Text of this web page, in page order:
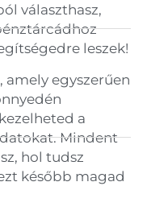
választhasz,
leszek!
egyszerűen
a
Mindent
hol tudsz
később magad